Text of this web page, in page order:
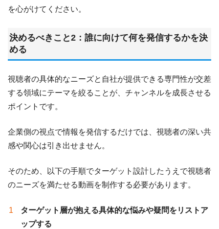
を心がけてください。
決めるべきこと2：誰に向けて何を発信するかを決
める
視聴者の具体的なニーズと自社が提供できる専門性が交差
する領域にテーマを絞ることが、チャンネルを成長させる
ポイントです。
企業側の視点で情報を発信するだけでは、視聴者の深い共
感や関心は引き出せません。
そのため、以下の手順でターゲット設計したうえで視聴者
のニーズを満たせる動画を制作する必要があります。
ターゲット層が抱える具体的な悩みや疑問をリストア
ップする